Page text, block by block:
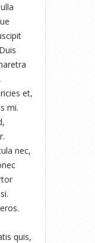
et,
mi.
nec,
quis,